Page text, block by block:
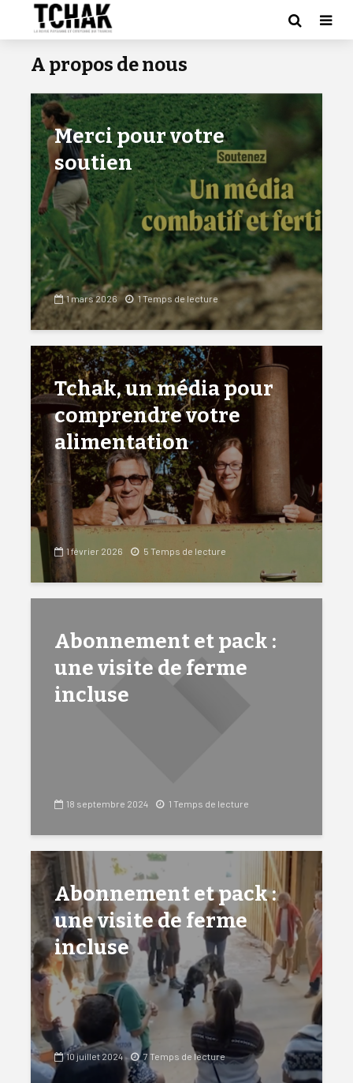
A propos de nous
Merci pour votre
soutien
1 mars 2026 1 Temps de lecture
Tchak, un média pour
comprendre votre
alimentation
1 février 2026 5 Temps de lecture
Abonnement et pack :
une visite de ferme
incluse
18 septembre 2024 1 Temps de lecture
Abonnement et pack :
une visite de ferme
incluse
10 juillet 2024 7 Temps de lecture